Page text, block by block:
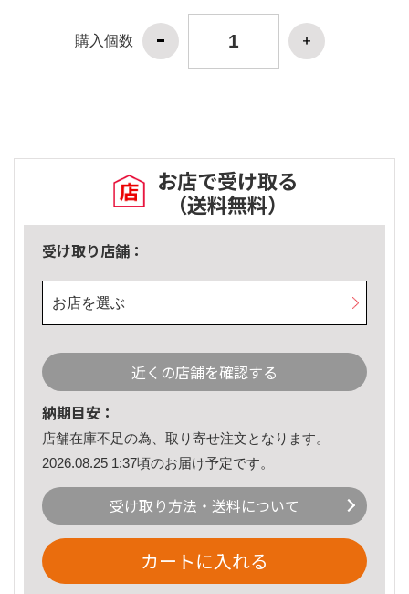
購入個数
お店で受け取る
（送料無料）
受け取り店舗：
お店を選ぶ
近くの店舗を確認する
納期目安：
店舗在庫不足の為、取り寄せ注文となります。
2026.08.25 1:37頃のお届け予定です。
受け取り方法・送料について
カートに入れる